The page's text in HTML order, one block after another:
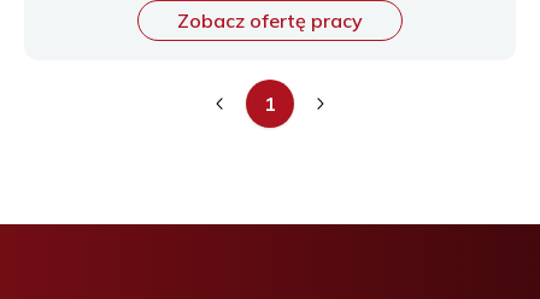
Zobacz ofertę pracy
1